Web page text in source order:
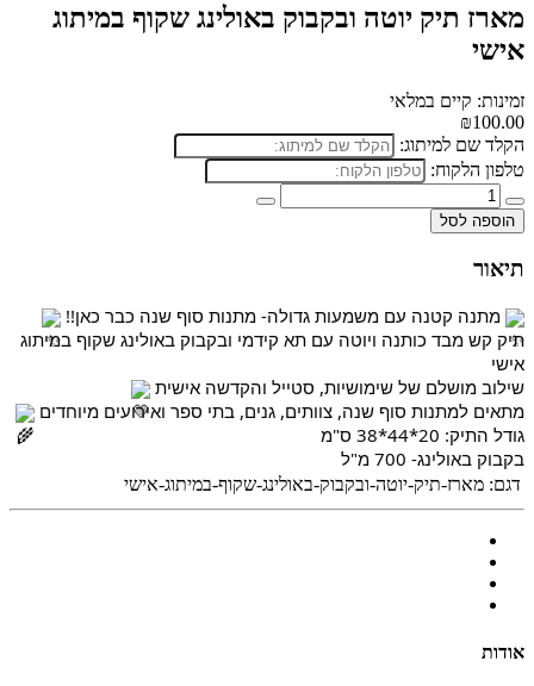
מארז תיק יוטה ובקבוק באולינג שקוף במיתוג
אישי
זמינות: קיים במלאי
₪100.00
הקלד שם למיתוג:
טלפון הלקוח:
הוספה לסל
תיאור
מתנה קטנה עם משמעות גדולה- מתנות סוף שנה כבר כאן!!
אישי
שילוב מושלם של שימושיות, סטייל והקדשה אישית
מתאים למתנות סוף שנה, צוותים, גנים, בתי ספר ואירועים מיוחדים
גודל התיק: 20*44*38 ס"מ
בקבוק באולינג- 700 מ"ל
דגם: מארז-תיק-יוטה-ובקבוק-באולינג-שקוף-במיתוג-אישי
אודות